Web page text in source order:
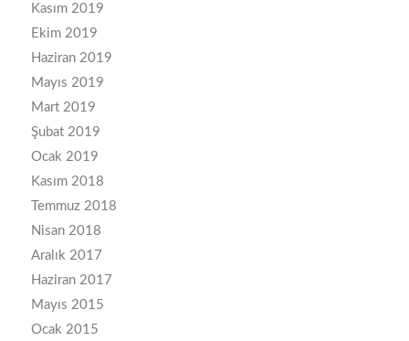
Kasım 2019
Ekim 2019
Haziran 2019
Mayıs 2019
Mart 2019
Şubat 2019
Ocak 2019
Kasım 2018
Temmuz 2018
Nisan 2018
Aralık 2017
Haziran 2017
Mayıs 2015
Ocak 2015